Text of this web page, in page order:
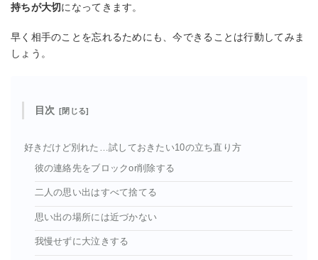
持ちが大切になってきます。
早く相手のことを忘れるためにも、今できることは行動してみま
しょう。
目次
好きだけど別れた…試しておきたい10の立ち直り方
彼の連絡先をブロックor削除する
二人の思い出はすべて捨てる
思い出の場所には近づかない
我慢せずに大泣きする